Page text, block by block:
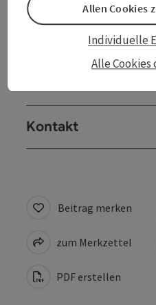
Kontakt
Beitrag merken
zum Merkzettel
PDF erstellen
Alle
Individuelle
Allen Cookies